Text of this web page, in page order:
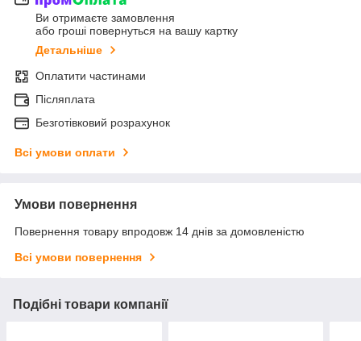
Ви отримаєте замовлення
або гроші повернуться на вашу картку
Детальніше
Оплатити частинами
Післяплата
Безготівковий розрахунок
Всі умови оплати
Умови повернення
Повернення товару впродовж 14 днів за домовленістю
Всі умови повернення
Подібні товари компанії